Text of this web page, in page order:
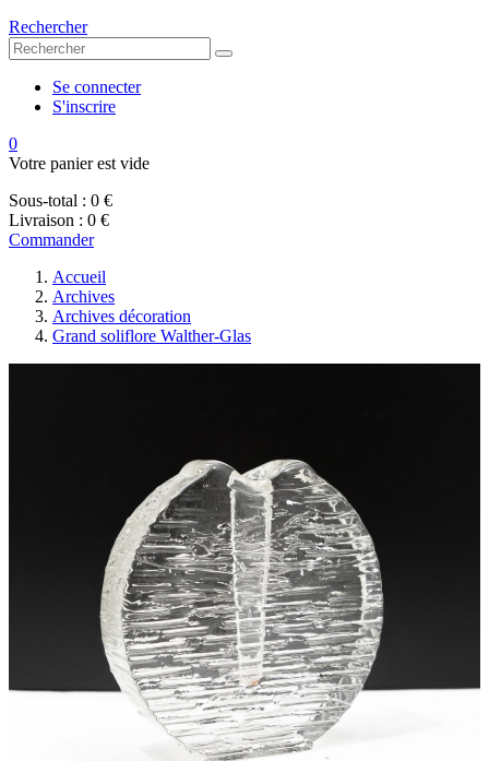
Rechercher
Se connecter
S'inscrire
0
Votre panier est vide
Sous-total : 0 €
Livraison : 0 €
Commander
Accueil
Archives
Archives décoration
Grand soliflore Walther-Glas